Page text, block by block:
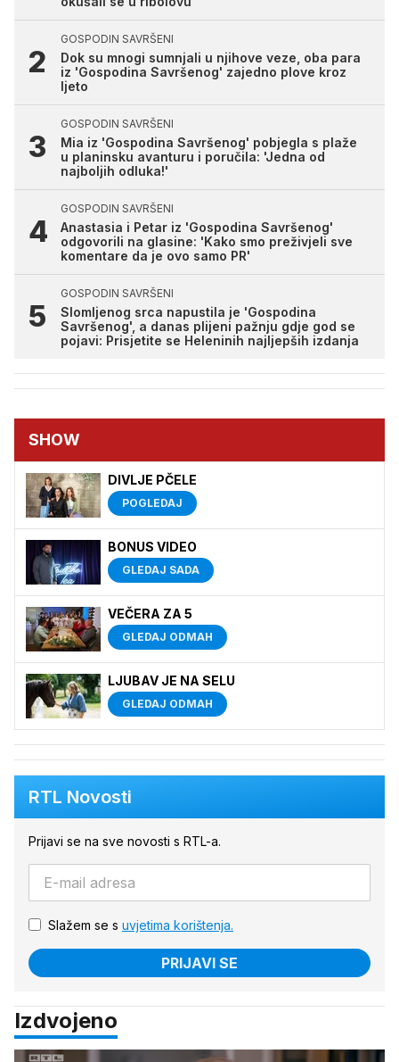
GOSPODIN SAVRŠENI
Dok su mnogi sumnjali u njihove veze, oba para
iz 'Gospodina Savršenog' zajedno plove kroz
ljeto
GOSPODIN SAVRŠENI
Mia iz 'Gospodina Savršenog' pobjegla s plaže
u planinsku avanturu i poručila: 'Jedna od
najboljih odluka!'
GOSPODIN SAVRŠENI
Anastasia i Petar iz 'Gospodina Savršenog'
odgovorili na glasine: 'Kako smo preživjeli sve
komentare da je ovo samo PR'
GOSPODIN SAVRŠENI
Slomljenog srca napustila je 'Gospodina
Savršenog', a danas plijeni pažnju gdje god se
pojavi: Prisjetite se Heleninih najljepših izdanja
SHOW
DIVLJE PČELE
POGLEDAJ
BONUS VIDEO
GLEDAJ SADA
VEČERA ZA 5
GLEDAJ ODMAH
LJUBAV JE NA SELU
GLEDAJ ODMAH
RTL Novosti
Prijavi se na sve novosti s RTL-a.
Slažem se s uvjetima korištenja.
PRIJAVI SE
Izdvojeno